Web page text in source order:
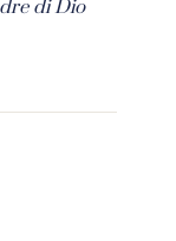
di Dio